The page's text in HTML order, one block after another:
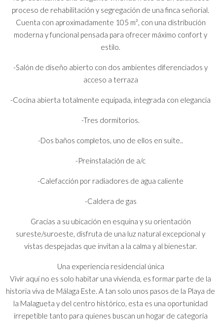
proceso de rehabilitación y segregación de una finca señorial.
Cuenta con aproximadamente 105 m², con una distribución
moderna y funcional pensada para ofrecer máximo confort y
estilo.
-Salón de diseño abierto con dos ambientes diferenciados y
acceso a terraza
-Cocina abierta totalmente equipada, integrada con elegancia
-Tres dormitorios.
-Dos baños completos, uno de ellos en suite..
-Preinstalación de a/c
-Calefacción por radiadores de agua caliente
-Caldera de gas
Gracias a su ubicación en esquina y su orientación
sureste/suroeste, disfruta de una luz natural excepcional y
vistas despejadas que invitan a la calma y al bienestar.
Una experiencia residencial única
Vivir aquí no es solo habitar una vivienda, es formar parte de la
historia viva de Málaga Este. A tan solo unos pasos de la Playa de
la Malagueta y del centro histórico, esta es una oportunidad
irrepetible tanto para quienes buscan un hogar de categoría